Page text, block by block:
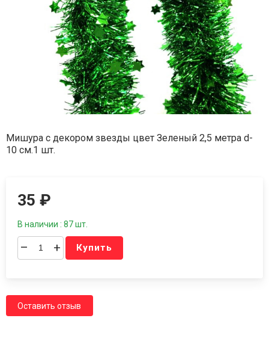
Мишура с декором звезды цвет Зеленый 2,5 метра d-
10 см.1 шт.
35₽
В наличии : 87 шт.
– + Купить
Оставить отзыв